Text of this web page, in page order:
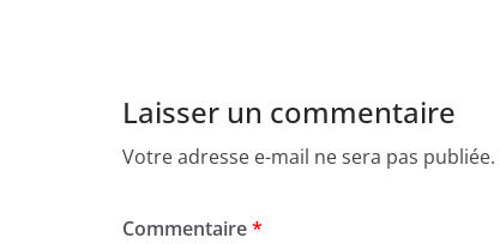
Laisser un commentaire
Votre adresse e-mail ne sera pas publiée.
Commentaire*